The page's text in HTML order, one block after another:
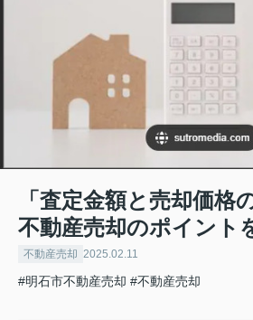
「査定金額と売却価格
不動産売却のポイント
不動産売却 2025.02.11
#明石市不動産売却 #不動産売却